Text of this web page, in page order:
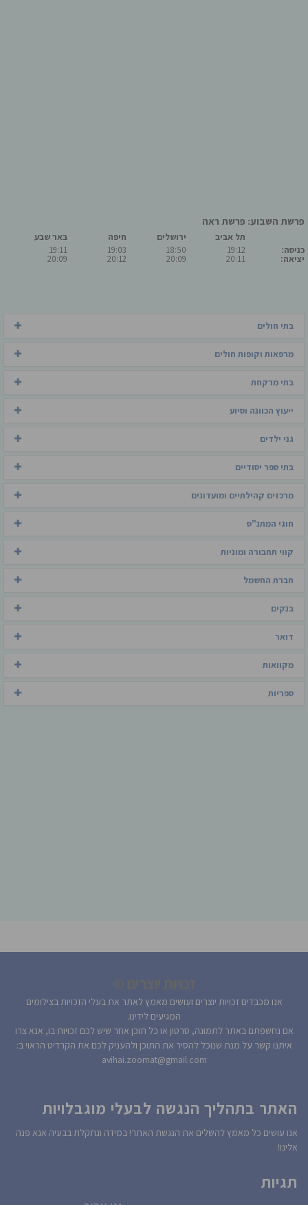
פרשת השבוע: פרשת ראה
כניסה:
יציאה:
תל אביב
19:12
20:11
ירושלים
18:50
20:09
חיפה
19:03
20:12
באר שבע
19:11
20:09
בתי חולים
מרפאות וקופות חולים
בתי מרקחת
ייעוץ הכוונה וסיוע
גני ילדים
בתי ספר יסודיים
מרכזים קהילתיים ומועדונים
חוגי המתנ"ס
קווי תחבורה ומוניות
חברת החשמל
בנקים
דואר
מקוואות
ספריות
אנו מכבדים זכויות יוצרים ועושים מאמץ לאתר את בעלי הזכויות בצילומים
המגיעים לידינו.
אם נחשפתם באתר לתמונה, סרטון או כל תוכן אחר שיש לכם זכויות בו, אנא צרו
איתנו קשר על מנת שנוכל להסיר את התוכן ולהעניק לכם את הקרדיט הראוי ב:
avihai.zoomat@gmail.com
האתר בתהליך הנגשה לבעלי מוגבלויות
אנו עושים כל מאמץ להשלים את הנגשת האתר! במידה ונתקלת בבעיה אנא פנה
אלינו!
תגיות